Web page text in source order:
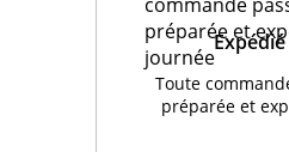
Toute
préparée et